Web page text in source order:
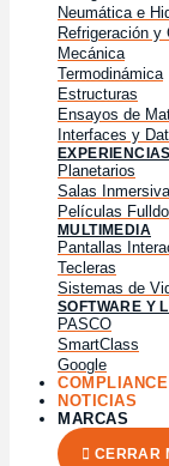
Neumática e
Refrigeración y
Mecánica
Termodinámica
Estructuras
Ensayos de
Interfaces y
Planetarios
Salas
Películas
MULTIMEDIA
Pantallas
Tecleras
Sistemas de
SOFTWARE Y
PASCO
SmartClass
Google
COMPLIANCE
NOTICIAS
MARCAS
CERRAR